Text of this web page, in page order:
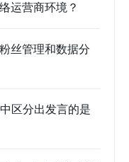
运营商环境？
丝管理和数据分
区分出发言的是